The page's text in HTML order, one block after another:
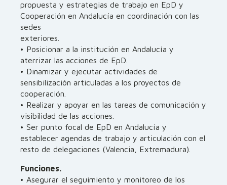
propuesta y estrategias de trabajo en EpD y
Cooperación en Andalucía en coordinación con las
sedes
exteriores.
• Posicionar a la institución en Andalucía y
aterrizar las acciones de EpD.
• Dinamizar y ejecutar actividades de
sensibilización articuladas a los proyectos de
cooperación.
• Realizar y apoyar en las tareas de comunicación y
visibilidad de las acciones.
• Ser punto focal de EpD en Andalucía y
establecer agendas de trabajo y articulación con el
resto de delegaciones (Valencia, Extremadura).
Funciones.
• Asegurar el seguimiento y monitoreo de los